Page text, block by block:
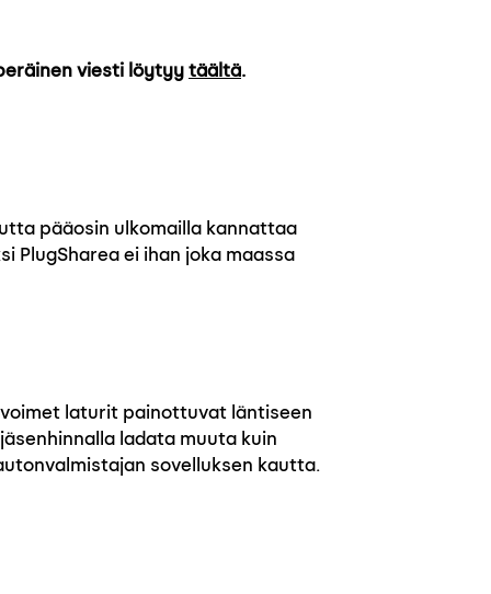
viesti löytyy täältä.
pääosin ulkomailla kannattaa
PlugSharea ei ihan joka maassa
laturit painottuvat läntiseen
ladata muuta kuin
sovelluksen kautta.